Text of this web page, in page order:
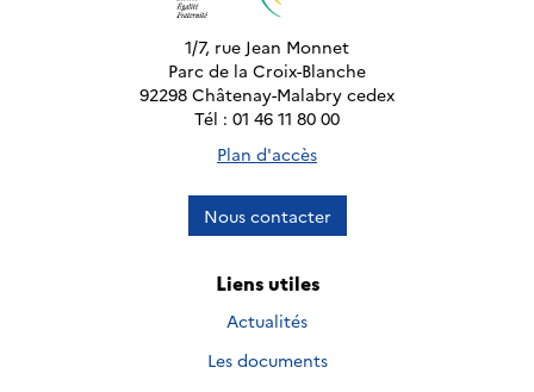
1/7, rue Jean Monnet
Parc de la Croix-Blanche
92298 Châtenay-Malabry cedex
Tél : 01 46 11 80 00
Plan d'accès
Nous contacter
Liens utiles
Actualités
Les documents